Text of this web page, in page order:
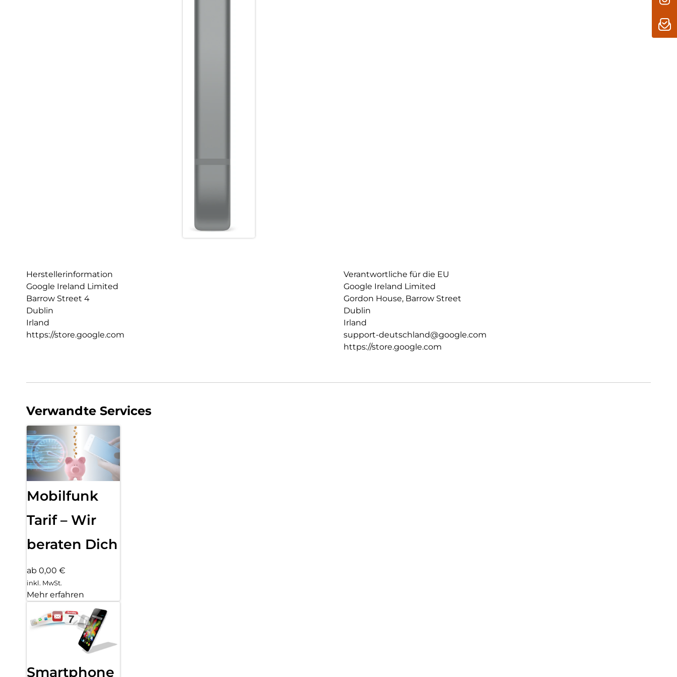
Herstellerinformation
Google Ireland Limited
Barrow Street 4
Dublin
Irland
https://store.google.com
Verantwortliche für die EU
Google Ireland Limited
Gordon House, Barrow Street
Dublin
Irland
support-deutschland@google.com
https://store.google.com
Verwandte Services
Mobilfunk
Tarif – Wir
beraten Dich
ab 0,00 €
inkl. MwSt.
Mehr erfahren
Smartphone